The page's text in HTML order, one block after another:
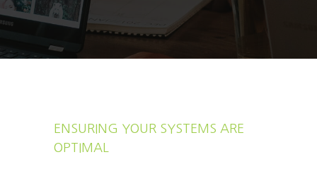
ENSURING YOUR SYSTEMS ARE
OPTIMAL